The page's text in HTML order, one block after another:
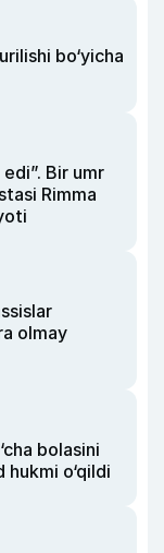
bo‘yicha
Bir umr
Rimma
olmay
bolasini
o‘qildi